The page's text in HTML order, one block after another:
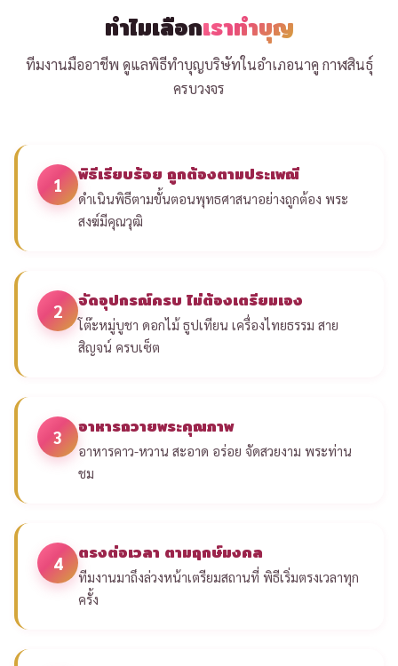
ทำไมเลือกเราทำบุญ
ทีมงานมืออาชีพ ดูแลพิธีทำบุญบริษัทในอำเภอนาคู กาฬสินธุ์
ครบวงจร
1 พิธีเรียบร้อย ถูกต้องตามประเพณี
ดำเนินพิธีตามขั้นตอนพุทธศาสนาอย่างถูกต้อง พระ
สงฆ์มีคุณวุฒิ
2 จัดอุปกรณ์ครบ ไม่ต้องเตรียมเอง
โต๊ะหมู่บูชา ดอกไม้ ธูปเทียน เครื่องไทยธรรม สาย
สิญจน์ ครบเซ็ต
3 อาหารถวายพระคุณภาพ
อาหารคาว-หวาน สะอาด อร่อย จัดสวยงาม พระท่าน
ชม
4 ตรงต่อเวลา ตามฤกษ์มงคล
ทีมงานมาถึงล่วงหน้าเตรียมสถานที่ พิธีเริ่มตรงเวลาทุก
ครั้ง